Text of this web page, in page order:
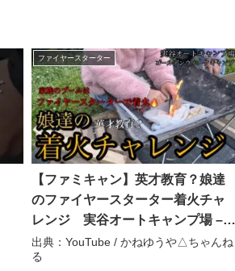
ファイヤースターター
【ファミキャン】英才教育？娘達
のファイヤースターター着火チャ
レンジ 実谷オートキャンプ場 –
かねゆうや△ちゃんねる
出典：YouTube / かねゆうや△ちゃんね
る